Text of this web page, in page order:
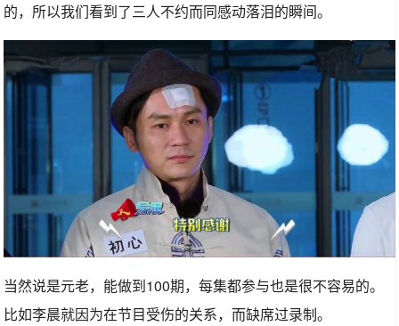
的，所以我们看到了三人不约而同感动落泪的瞬间。
当然说是元老，能做到100期，每集都参与也是很不容易的。
比如李晨就因为在节目受伤的关系，而缺席过录制。